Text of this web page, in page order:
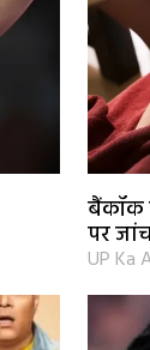
बैंकॉक
पर
UP Ka